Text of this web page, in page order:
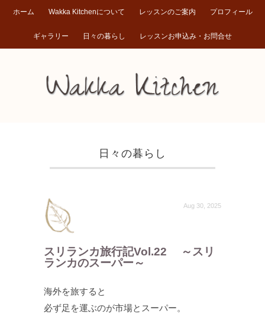
ホーム Wakka Kitchenについて レッスンのご案内 プロフィール
ギャラリー 日々の暮らし レッスンお申込み・お問合せ
日々の暮らし
Aug 30, 2025
スリランカ旅行記Vol.22 ～スリ
ランカのスーパー～
海外を旅すると
必ず足を運ぶのが市場とスーパー。